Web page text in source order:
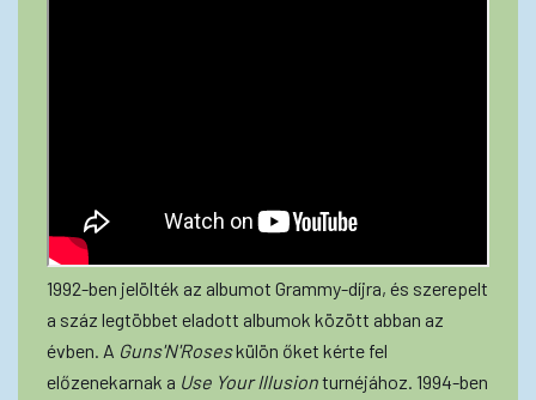
1992-ben jelölték az albumot Grammy-díjra, és szerepelt
a száz legtöbbet eladott albumok között abban az
évben. A Guns'N'Roseskülön őket kérte fel
előzenekarnak a Use Your Illusionturnéjához. 1994-ben